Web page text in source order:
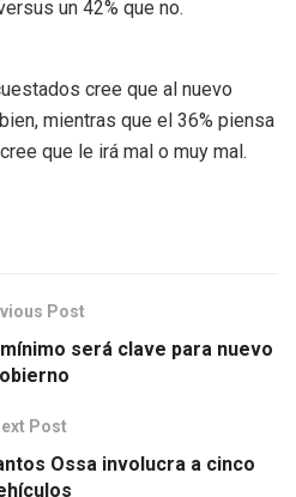
un 42% que no.
cree que al nuevo
mientras que el 36% piensa
que le irá mal o muy mal.
Post
será clave para nuevo
Post
Ossa involucra a cinco